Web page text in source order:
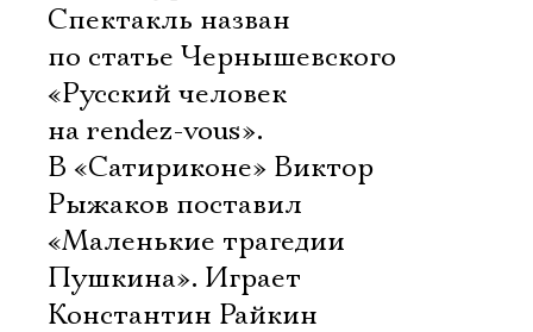
Спектакль назван
по статье Чернышевского
«Русский человек
на rendez-vous».
В «Сатириконе» Виктор
Рыжаков поставил
«Маленькие трагедии
Пушкина». Играет
Константин Райкин